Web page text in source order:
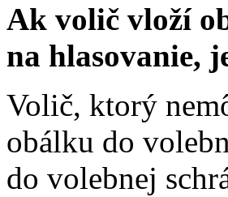
Ak volič vloží
na hlasovanie,
Volič, ktorý
obálku do
do volebnej